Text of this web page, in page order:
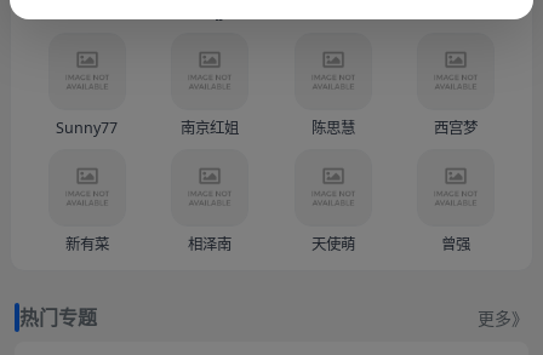
越南屠夫-段玉创（
Sunny77 南京红姐 陈思慧 西宫梦
新有菜 相泽南 天使萌 曾强
热门专题 更多》